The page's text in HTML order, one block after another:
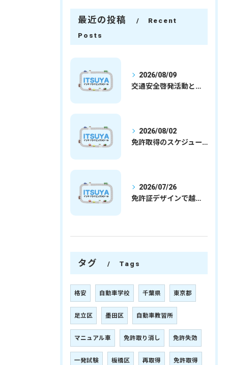
最近の投稿
Recent
Posts
2026/08/09
交通安全啓発活動と埼玉県さいたま市行田市で免許取得を安心して目指すための実践ガイド
2026/08/02
免許取得のスケジュールを徹底解説学生社会人の通学合宿別プランで最短取得のコツ
2026/07/26
免許証デザインで越谷市愛を表現する埼玉県さいたま市越谷市の免許取得完全ガイド
タグ Tags
格安 自動車学校 千葉県 東京都
足立区 墨田区 自動車教習所
マニュアル車 免許取り消し 免許失効
一発試験 板橋区 再取得 免許取得